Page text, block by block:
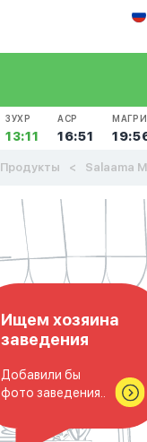
ЗУХР
13:11
АСР
16:51
Продукты Salaama
Ищем хозяина
заведения
Добавили бы
фото заведения..